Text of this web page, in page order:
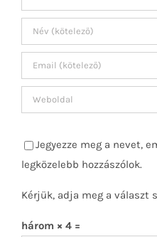
Jegyezze meg a nevet,
legközelebb hozzászólok.
Kérjük, adja meg a választ
három × 4 =